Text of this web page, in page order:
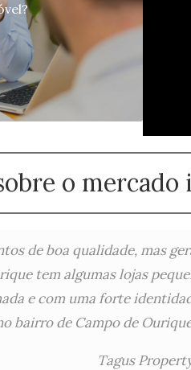
o
de boa qualidade, mas
tem algumas lojas
e com uma forte
bairro de Campo de
Tagus